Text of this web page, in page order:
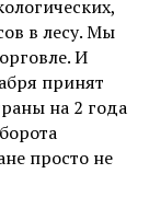
в лесу. Мы
И
принят
на 2 года
просто не